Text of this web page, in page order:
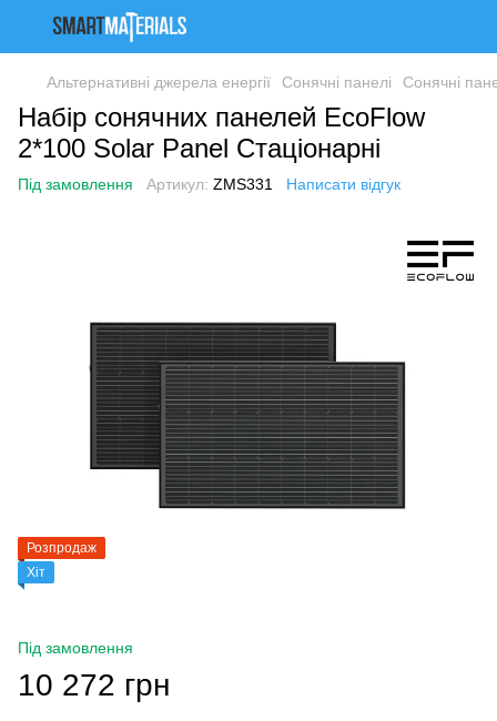
Альтернативні джерела енергії Сонячні панелі Сонячні
Набір сонячних панелей EcoFlow
2*100 Solar Panel Стаціонарні
Під замовлення Артикул: ZMS331 Написати відгук
Розпродаж
Хіт
Під замовлення
10 272 грн